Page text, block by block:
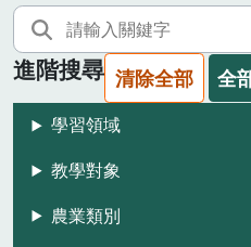
進階搜尋 清除全部 全
學習領域
教學對象
農業類別